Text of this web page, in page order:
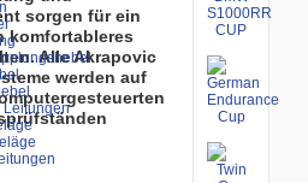
Leitungen
sorgen für ein
komfortableres
Alle Akrapovic
werden auf